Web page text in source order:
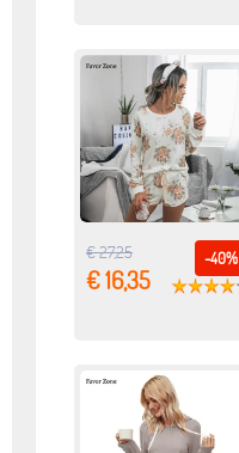
-40%
€ 27,25
€ 16,35